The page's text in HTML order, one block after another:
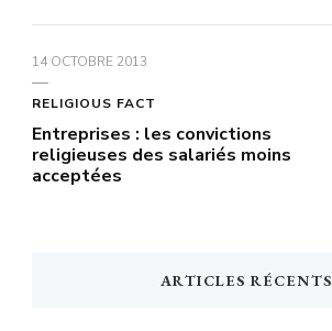
14 OCTOBRE 2013
RELIGIOUS FACT
Entreprises : les convictions
religieuses des salariés moins
acceptées
ARTICLES RÉCENTS